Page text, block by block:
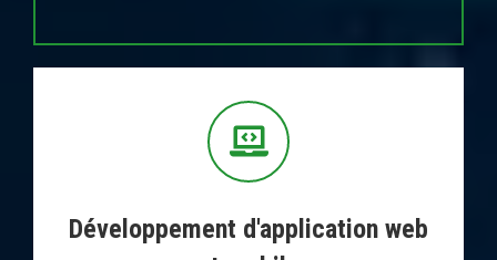
Développement d'application web